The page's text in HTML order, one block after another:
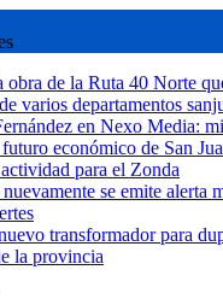
obra de la Ruta 40 Norte
varios departamentos
en Nexo Media:
económico de San
para el Zonda
se emite alerta
transformador para
la provincia